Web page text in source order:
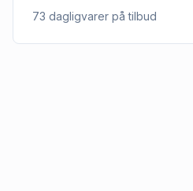
73 dagligvarer på tilbud